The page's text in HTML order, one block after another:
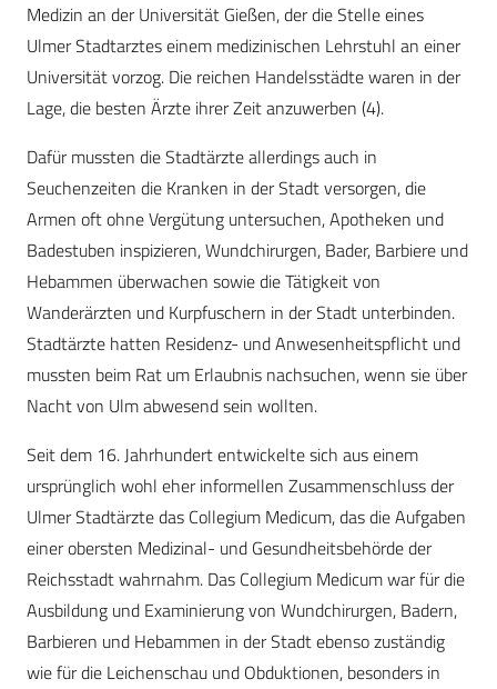
Medizin an der Universität Gießen, der die Stelle eines
Ulmer Stadtarztes einem medizinischen Lehrstuhl an einer
Universität vorzog. Die reichen Handelsstädte waren in der
Lage, die besten Ärzte ihrer Zeit anzuwerben (4).
Dafür mussten die Stadtärzte allerdings auch in
Seuchenzeiten die Kranken in der Stadt versorgen, die
Armen oft ohne Vergütung untersuchen, Apotheken und
Badestuben inspizieren, Wundchirurgen, Bader, Barbiere und
Hebammen überwachen sowie die Tätigkeit von
Wanderärzten und Kurpfuschern in der Stadt unterbinden.
Stadtärzte hatten Residenz- und Anwesenheitspflicht und
mussten beim Rat um Erlaubnis nachsuchen, wenn sie über
Nacht von Ulm abwesend sein wollten.
Seit dem 16. Jahrhundert entwickelte sich aus einem
ursprünglich wohl eher informellen Zusammenschluss der
Ulmer Stadtärzte das Collegium Medicum, das die Aufgaben
einer obersten Medizinal- und Gesundheitsbehörde der
Reichsstadt wahrnahm. Das Collegium Medicum war für die
Ausbildung und Examinierung von Wundchirurgen, Badern,
Barbieren und Hebammen in der Stadt ebenso zuständig
wie für die Leichenschau und Obduktionen, besonders in